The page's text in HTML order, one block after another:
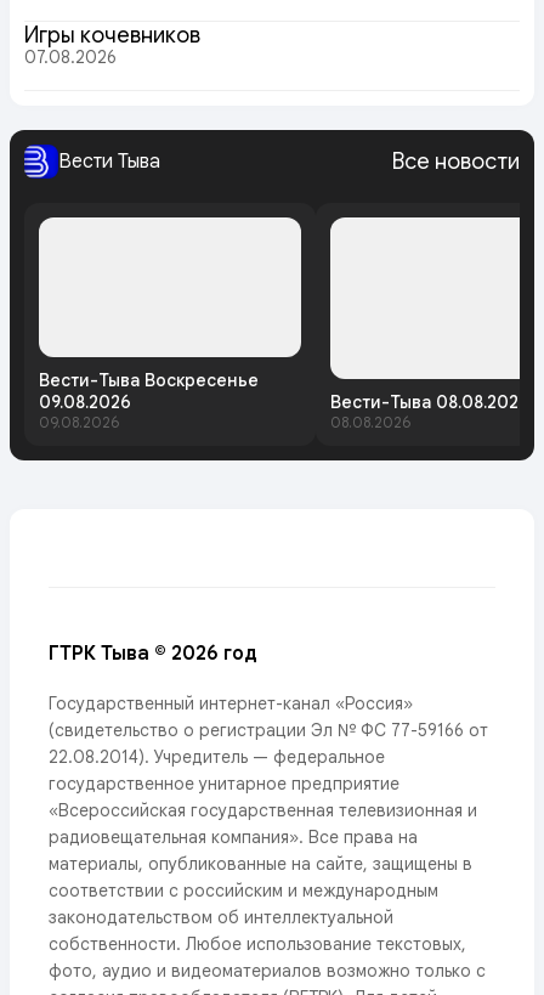
Игры кочевников
07.08.2026
Вести Тыва Все новости
Вести-Тыва Воскресенье
09.08.2026
09.08.2026
Вести-Тыва 08.08.2026
08.08.2026
ГТРК Тыва © 2026 год
Государственный интернет-канал «Россия»
(свидетельство о регистрации Эл № ФС 77-59166 от
22.08.2014). Учредитель — федеральное
государственное унитарное предприятие
«Всероссийская государственная телевизионная и
радиовещательная компания». Все права на
материалы, опубликованные на сайте, защищены в
соответствии с российским и международным
законодательством об интеллектуальной
собственности. Любое использование текстовых,
фото, аудио и видеоматериалов возможно только с